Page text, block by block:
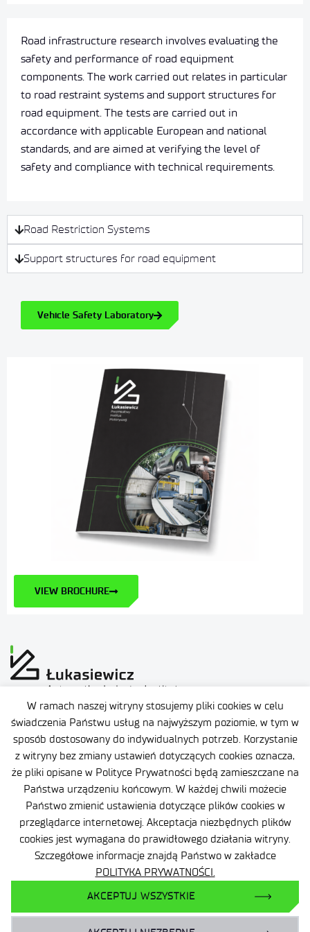
W ramach naszej witryny stosujemy pliki cookies w celu
świadczenia Państwu usług na najwyższym poziomie, w tym w
sposób dostosowany do indywidualnych potrzeb. Korzystanie
z witryny bez zmiany ustawień dotyczących cookies oznacza,
że pliki opisane w Polityce Prywatności będą zamieszczane na
Państwa urządzeniu końcowym. W każdej chwili możecie
Państwo zmienić ustawienia dotyczące plików cookies w
przeglądarce internetowej. Akceptacja niezbędnych plików
cookies jest wymagana do prawidłowego działania witryny.
Szczegółowe informacje znajdą Państwo w zakładce
POLITYKA PRYWATNOŚCI.
AKCEPTUJ WSZYSTKIE
Road infrastructure research involves evaluating the
safety and performance of road equipment
components. The work carried out relates in particular
to road restraint systems and support structures for
road equipment. The tests are carried out in
accordance with applicable European and national
standards, and are aimed at verifying the level of
safety and compliance with technical requirements.
Road Restriction Systems
Support structures for road equipment
Vehicle Safety Laboratory
VIEW BROCHURE
Complaints and appeals
X